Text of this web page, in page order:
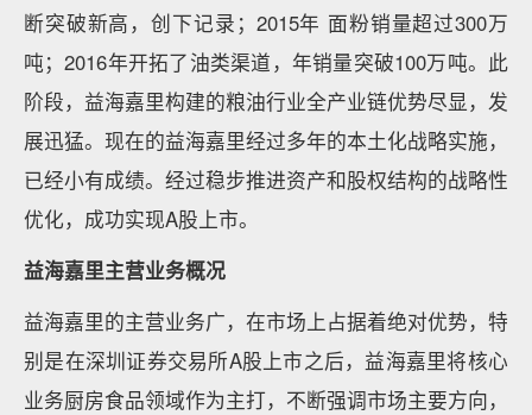
断突破新高，创下记录；2015年 面粉销量超过300万
吨；2016年开拓了油类渠道，年销量突破100万吨。此
阶段，益海嘉里构建的粮油行业全产业链优势尽显，发
展迅猛。现在的益海嘉里经过多年的本土化战略实施，
已经小有成绩。经过稳步推进资产和股权结构的战略性
优化，成功实现A股上市。
益海嘉里主营业务概况
益海嘉里的主营业务广，在市场上占据着绝对优势，特
别是在深圳证券交易所A股上市之后，益海嘉里将核心
业务厨房食品领域作为主打，不断强调市场主要方向，